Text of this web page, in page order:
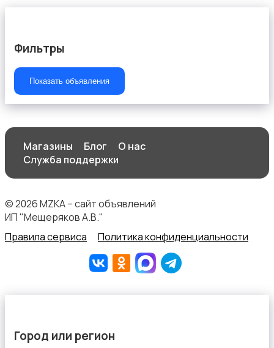
Фильтры
Показать объявления
Магазины Блог
О нас
Служба поддержки
© 2026 MZKA – сайт объявлений
ИП "Мещеряков А.В."
Правила сервиса
Политика конфиденциальности
Город или регион